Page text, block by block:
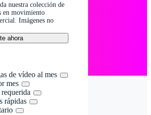
nuestra colección de
en movimiento
Imágenes no
ahora
de vídeo al mes
mes
rápidas